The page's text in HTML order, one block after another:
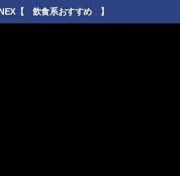
【 飲食系おすすめ 】